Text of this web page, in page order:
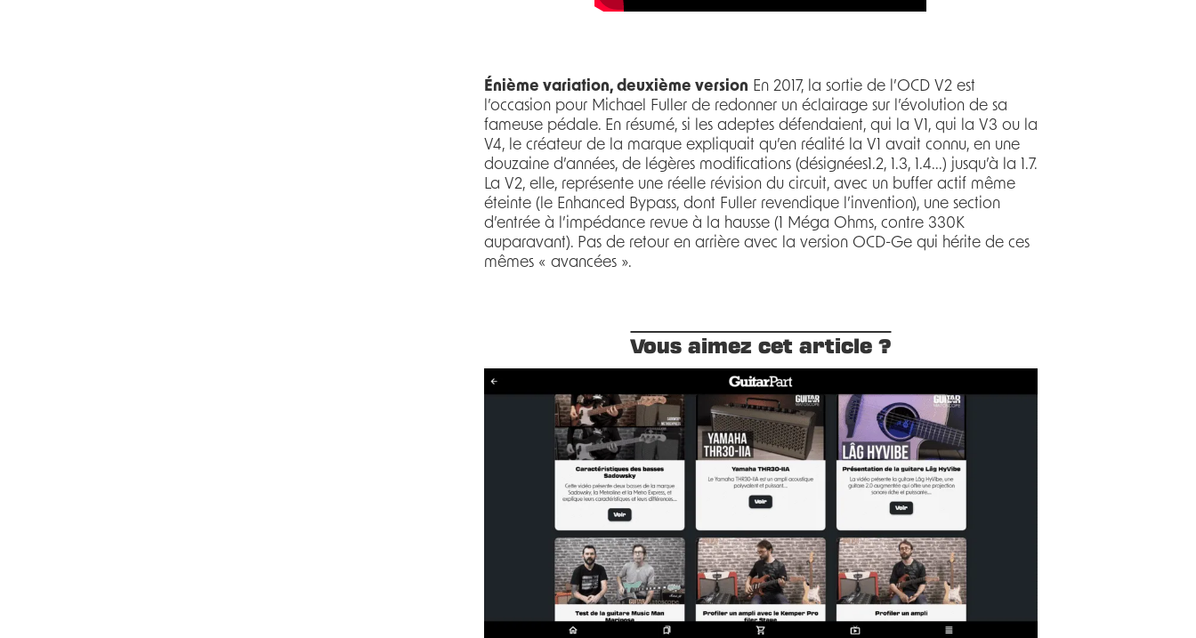
Énième variation, deuxième version En 2017, la sortie de l’OCD V2 est
l’occasion pour Michael Fuller de redonner un éclairage sur l’évolution de sa
fameuse pédale. En résumé, si les adeptes défendaient, qui la V1, qui la V3 ou la
V4, le créateur de la marque expliquait qu’en réalité la V1 avait connu, en une
douzaine d’années, de légères modifications (désignées1.2, 1.3, 1.4...) jusqu’à la 1.7.
La V2, elle, représente une réelle révision du circuit, avec un buffer actif même
éteinte (le Enhanced Bypass, dont Fuller revendique l’invention), une section
d’entrée à l’impédance revue à la hausse (1 Méga Ohms, contre 330K
auparavant). Pas de retour en arrière avec la version OCD-Ge qui hérite de ces
mêmes « avancées ».
Vous aimez cet article ?